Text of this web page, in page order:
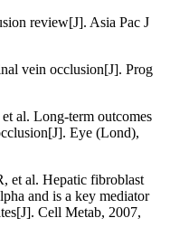
review[J]. Asia Pac J
vein occlusion[J]. Prog
al. Long-term outcomes
Eye (Lond),
et al. Hepatic fibroblast
and is a key mediator
Cell Metab, 2007,